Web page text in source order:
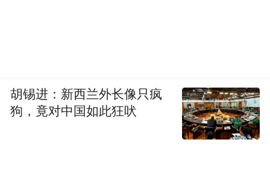
胡锡进：新西兰外长像只疯
狗，竟对中国如此狂吠